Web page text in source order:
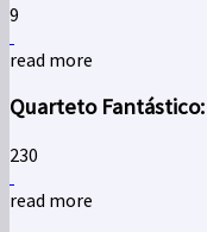
9
read more
Quarteto
230
read more